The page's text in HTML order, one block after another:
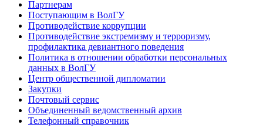
Партнерам
Поступающим в ВолГУ
Противодействие коррупции
Противодействие экстремизму и терроризму,
профилактика девиантного поведения
Политика в отношении обработки персональных
данных в ВолГУ
Центр общественной дипломатии
Закупки
Почтовый сервис
Объединенный ведомственный архив
Телефонный справочник